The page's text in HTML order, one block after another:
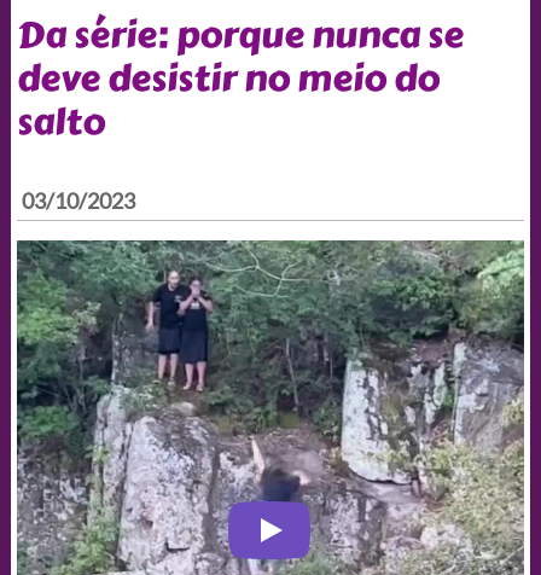
Da série: porque nunca se
deve desistir no meio do
salto
03/10/2023